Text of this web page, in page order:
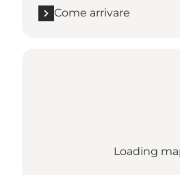
Come arrivare
Loading